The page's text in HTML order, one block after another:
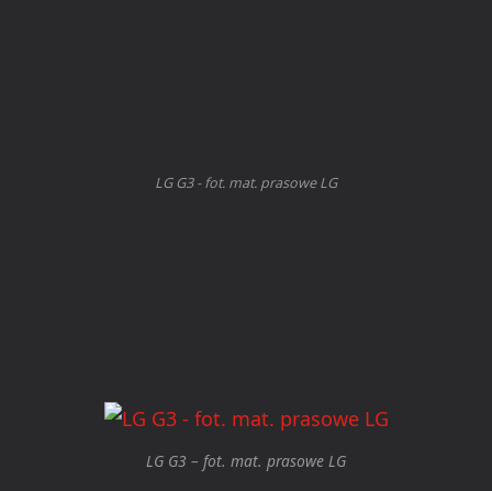
LG G3 - fot. mat. prasowe LG
LG G3 – fot. mat. prasowe LG